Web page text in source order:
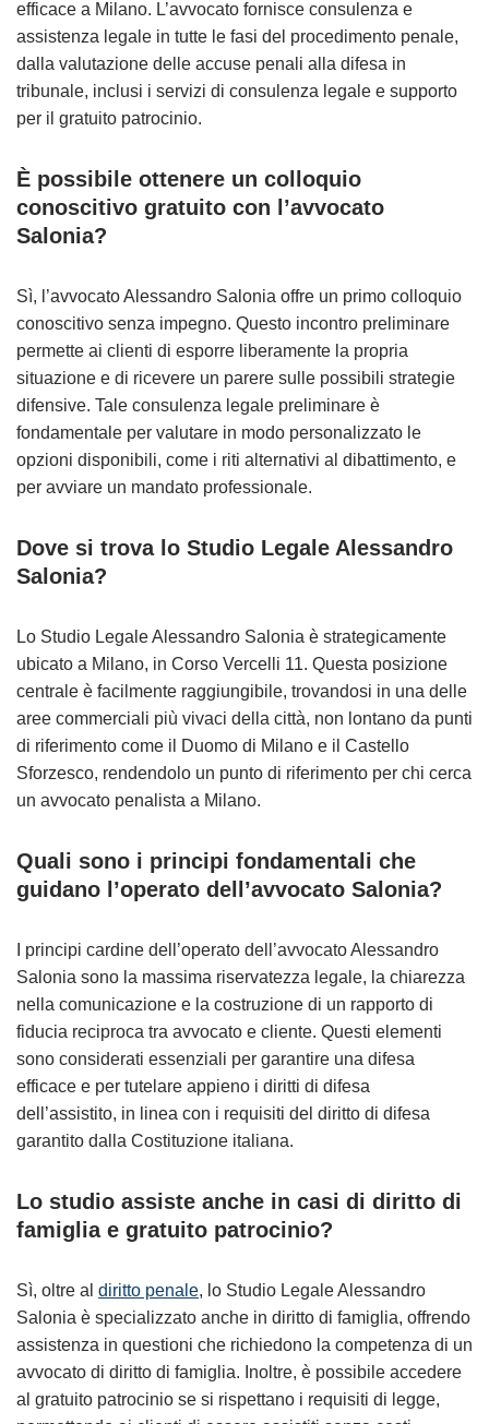
efficace a Milano. L’avvocato fornisce consulenza e
assistenza legale in tutte le fasi del procedimento penale,
dalla valutazione delle accuse penali alla difesa in
tribunale, inclusi i servizi di consulenza legale e supporto
per il gratuito patrocinio.
È possibile ottenere un colloquio
conoscitivo gratuito con l’avvocato
Salonia?
Sì, l’avvocato Alessandro Salonia offre un primo colloquio
conoscitivo senza impegno. Questo incontro preliminare
permette ai clienti di esporre liberamente la propria
situazione e di ricevere un parere sulle possibili strategie
difensive. Tale consulenza legale preliminare è
fondamentale per valutare in modo personalizzato le
opzioni disponibili, come i riti alternativi al dibattimento, e
per avviare un mandato professionale.
Dove si trova lo Studio Legale Alessandro
Salonia?
Lo Studio Legale Alessandro Salonia è strategicamente
ubicato a Milano, in Corso Vercelli 11. Questa posizione
centrale è facilmente raggiungibile, trovandosi in una delle
aree commerciali più vivaci della città, non lontano da punti
di riferimento come il Duomo di Milano e il Castello
Sforzesco, rendendolo un punto di riferimento per chi cerca
un avvocato penalista a Milano.
Quali sono i principi fondamentali che
guidano l’operato dell’avvocato Salonia?
I principi cardine dell’operato dell’avvocato Alessandro
Salonia sono la massima riservatezza legale, la chiarezza
nella comunicazione e la costruzione di un rapporto di
fiducia reciproca tra avvocato e cliente. Questi elementi
sono considerati essenziali per garantire una difesa
efficace e per tutelare appieno i diritti di difesa
dell’assistito, in linea con i requisiti del diritto di difesa
garantito dalla Costituzione italiana.
Lo studio assiste anche in casi di diritto di
famiglia e gratuito patrocinio?
Sì, oltre al diritto penale, lo Studio Legale Alessandro
Salonia è specializzato anche in diritto di famiglia, offrendo
assistenza in questioni che richiedono la competenza di un
avvocato di diritto di famiglia. Inoltre, è possibile accedere
al gratuito patrocinio se si rispettano i requisiti di legge,